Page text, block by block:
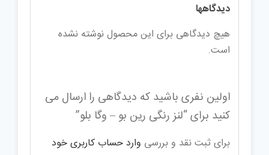
دیدگاهها
هیچ دیدگاهی برای این محصول نوشته نشده
است.
اولین نفری باشید که دیدگاهی را ارسال می
کنید برای “لنز رنگی رین بو – وگا بلو”
برای ثبت نقد و بررسی وارد حساب کاربری خود